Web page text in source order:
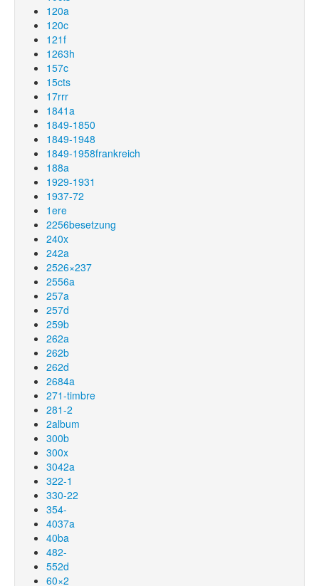
120a
120c
121f
1263h
157c
15cts
17rrr
1841a
1849-1850
1849-1948
1849-1958frankreich
188a
1929-1931
1937-72
1ere
2256besetzung
240x
242a
2526×237
2556a
257a
257d
259b
262a
262b
262d
2684a
271-timbre
281-2
2album
300b
300x
3042a
322-1
330-22
354-
4037a
40ba
482-
552d
60×2